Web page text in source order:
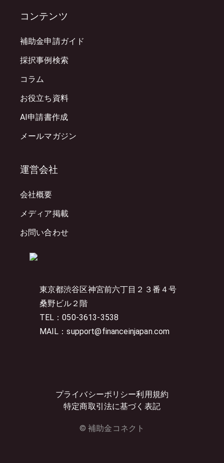
東京都渋谷区神宮前六丁目２３番４号
桑野ビル２階
TEL：050-3613-3538
MAIL：support@financeinjapan.com
プライバシーポリシー利用規約
特定商取引法に基づく表記
© 補助金コネクト
コンテンツ
補助金申請ガイド
採択事例検索
コラム
お役立ち資料
AI申請書作成
メールマガジン
運営会社
会社概要
メディア掲載
お問い合わせ